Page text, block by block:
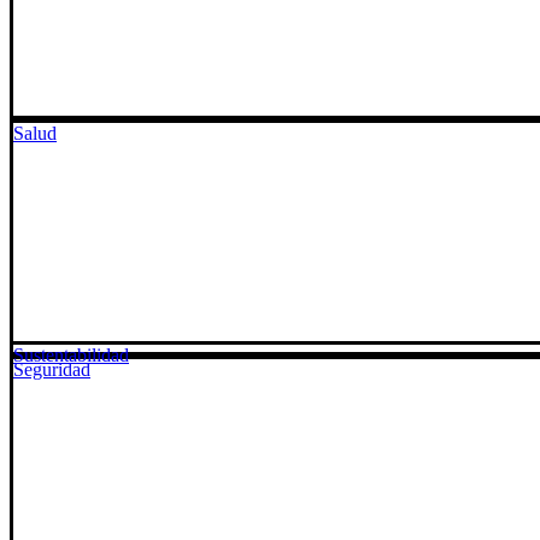
Salud
Seguridad
Sustentabilidad